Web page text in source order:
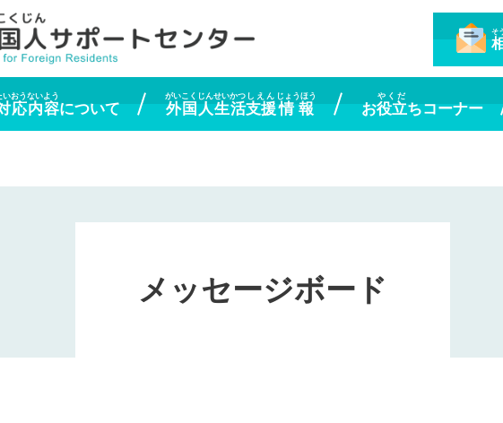
そ
応内容
いおうないよう
について 外国人
がいこくじん
生活
せいかつ
支援
しえん
情報
じょうほう
お役立
やくだ
ちコーナー
メッセージボード